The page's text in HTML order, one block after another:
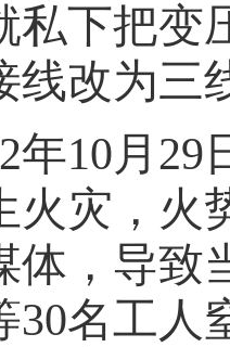
私下把变
线改为三
年10月 29
火灾，火
体，导致
30名工人